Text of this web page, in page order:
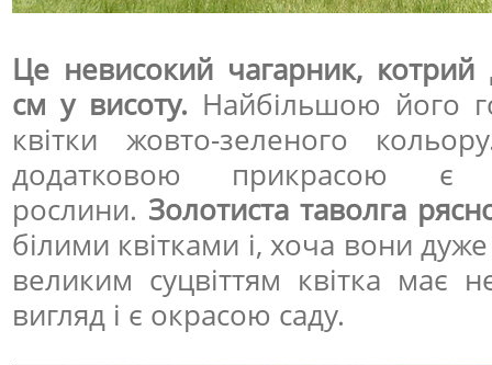
Це невисокий чагарник, котрий
см у висоту. Найбільшою його
квітки жовто-зеленого
додатковою прикрасою
рослини. Золотиста таволга
білими квітками і, хоча вони
великим суцвіттям квітка має
вигляд і є окрасою саду.